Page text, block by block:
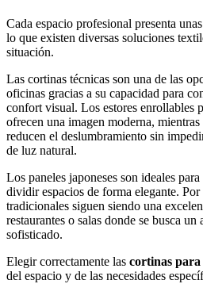
Cada espacio profesional presenta
lo que existen diversas soluciones
situación.
Las cortinas técnicas son una de las
oficinas gracias a su capacidad para
confort visual. Los estores enrollables
ofrecen una imagen moderna,
reducen el deslumbramiento sin
de luz natural.
Los paneles japoneses son ideales
dividir espacios de forma elegante. Por
tradicionales siguen siendo una
restaurantes o salas donde se busca
sofisticado.
Elegir correctamente las cortinas para
del espacio y de las necesidades